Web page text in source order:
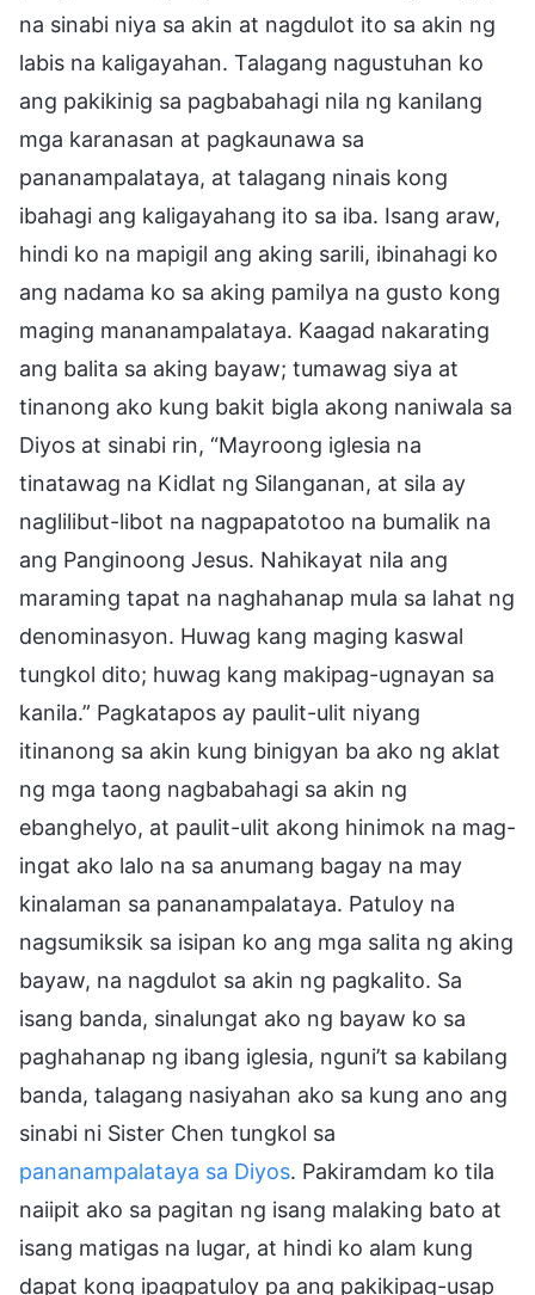
na sinabi niya sa akin at nagdulot ito sa akin ng
labis na kaligayahan. Talagang nagustuhan ko
ang pakikinig sa pagbabahagi nila ng kanilang
mga karanasan at pagkaunawa sa
pananampalataya, at talagang ninais kong
ibahagi ang kaligayahang ito sa iba. Isang araw,
hindi ko na mapigil ang aking sarili, ibinahagi ko
ang nadama ko sa aking pamilya na gusto kong
maging mananampalataya. Kaagad nakarating
ang balita sa aking bayaw; tumawag siya at
tinanong ako kung bakit bigla akong naniwala sa
Diyos at sinabi rin, “Mayroong iglesia na
tinatawag na Kidlat ng Silanganan, at sila ay
naglilibut-libot na nagpapatotoo na bumalik na
ang Panginoong Jesus. Nahikayat nila ang
maraming tapat na naghahanap mula sa lahat ng
denominasyon. Huwag kang maging kaswal
tungkol dito; huwag kang makipag-ugnayan sa
kanila.” Pagkatapos ay paulit-ulit niyang
itinanong sa akin kung binigyan ba ako ng aklat
ng mga taong nagbabahagi sa akin ng
ebanghelyo, at paulit-ulit akong hinimok na mag-
ingat ako lalo na sa anumang bagay na may
kinalaman sa pananampalataya. Patuloy na
nagsumiksik sa isipan ko ang mga salita ng aking
bayaw, na nagdulot sa akin ng pagkalito. Sa
isang banda, sinalungat ako ng bayaw ko sa
paghahanap ng ibang iglesia, nguni’t sa kabilang
banda, talagang nasiyahan ako sa kung ano ang
sinabi ni Sister Chen tungkol sa
pananampalataya sa Diyos. Pakiramdam ko tila
naiipit ako sa pagitan ng isang malaking bato at
isang matigas na lugar, at hindi ko alam kung
dapat kong ipagpatuloy pa ang pakikipag-usap